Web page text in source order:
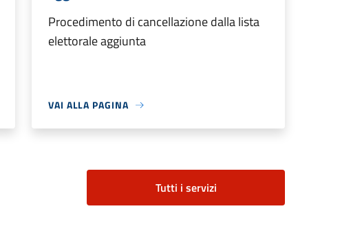
Procedimento di cancellazione dalla lista
elettorale aggiunta
VAI ALLA PAGINA
Tutti i servizi